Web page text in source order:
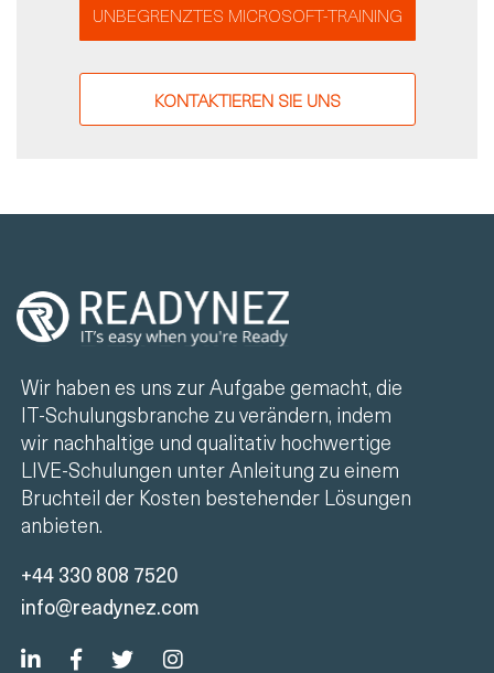
UNBEGRENZTES MICROSOFT-TRAINING
KONTAKTIEREN SIE UNS
Wir haben es uns zur Aufgabe gemacht, die
IT-Schulungsbranche zu verändern, indem
wir nachhaltige und qualitativ hochwertige
LIVE-Schulungen unter Anleitung zu einem
Bruchteil der Kosten bestehender Lösungen
anbieten.
+44 330 808 7520
info@readynez.com